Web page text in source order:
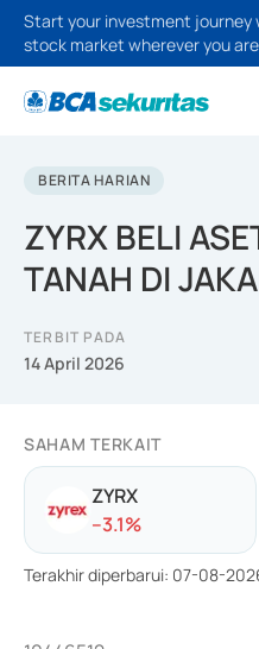
Start your investment journey
stock market wherever you
BERITA HARIAN
ZYRX BELI
TANAH DI
TERBIT PADA
14 April 2026
SAHAM TERKAIT
ZYRX
--3.1%
Terakhir diperbarui: 07-08-